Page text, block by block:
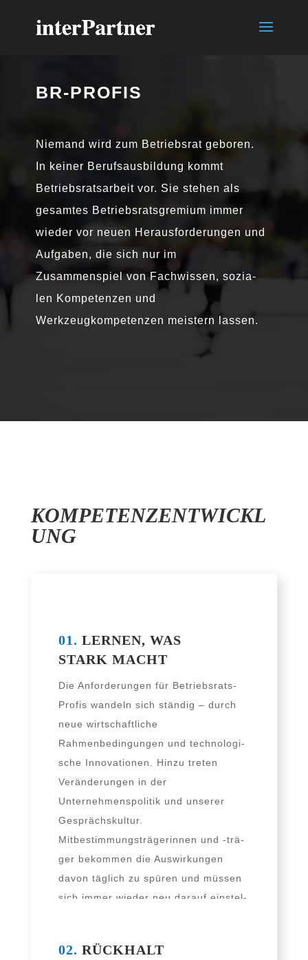
BR-PROFIS
Niemand wird zum Betriebsrat gebo­ren.
In kei­ner Berufsausbildung kommt
Betriebsratsarbeit vor. Sie ste­hen als
gesam­tes Betriebsratsgremium immer
wie­der vor neu­en Herausforderungen und
Aufgaben, die sich nur im
Zusammenspiel von Fachwissen, sozia­
len Kompetenzen und
Werkzeugkompetenzen meis­tern lassen.
KOMPETENZENTWICKL
UNG
01. LERNEN, WAS
STARK MACHT
Die Anforderungen für Betriebsrats-
Profis wan­deln sich stän­dig – durch
neue wirt­schaft­li­che
Rahmenbedingungen und tech­no­lo­gi­
sche Innovationen. Hinzu tre­ten
Veränderungen in der
Unternehmenspolitik und unse­rer
Gesprächskultur.
Mitbestimmungsträgerinnen und ‑trä­
ger bekom­men die Auswirkungen
davon täg­lich zu spü­ren und müs­sen
sich immer wie­der neu dar­auf ein­stel­
02. RÜCKHALT